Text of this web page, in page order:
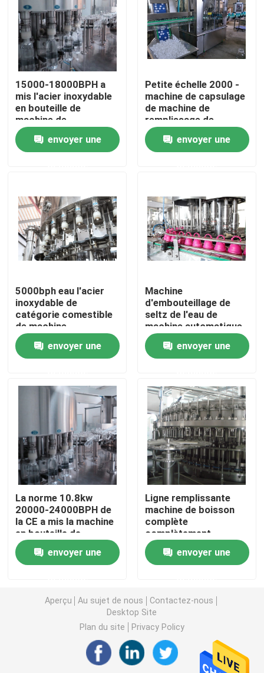
Maison
Produits
Au sujet de nous
Contrôle de qualité
Contactez-nous
Nouvelles
Demandez une citation
Machine de remplissage automatique d'huile
Machine de remplissage de sauce
machine de remplissage de ketchup
Machine de remplissage de l'eau de seltz
machine de remplissage de bière
Machine de capsulage automatique
Machine de remplissage de boisson
15000-18000BPH a
mis l'acier inoxydable
en bouteille de
machine de
remplissage de
boisson de la machine
de remplissage de
envoyer une
Petite échelle 2000 -
machine de capsulage
de machine de
remplissage de
boisson de 4000BPH
SUS304envoyer une
5000bph eau l'acier
inoxydable de
catégorie comestible
de machine
d'embouteillage
envoyer une
Machine
d'embouteillage de
seltz de l'eau de
machine automatique
de Juice Liquid
Beverage Carbonated
Filling
envoyer une
La norme 10.8kw
20000-24000BPH de
la CE a mis la machine
en bouteille de
remplissage de
boisson de machine de
remplissage de
envoyer une
Ligne remplissante
machine de boisson
complète
complètement
automatique de
SUS304 14000BPH de
capsuleur de machine
envoyer une
Aperçu Au sujet de nous
Contactez-nous
Desktop Site
Plan du site
Privacy Policy